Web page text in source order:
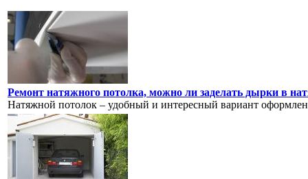
Ремонт натяжного потолка, можно ли заделать дырки в
Натяжной потолок – удобный и интересный вариант